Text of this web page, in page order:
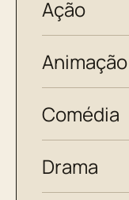
Ação
Animação
Comédia
Drama